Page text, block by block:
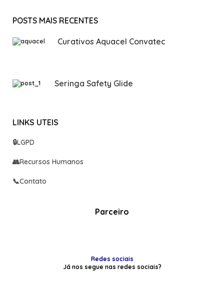
POSTS MAIS RECENTES
Curativos Aquacel Convatec
Seringa Safety Glide
LINKS UTEIS
🔒LGPD
👥Recursos Humanos
📞Contato
Parceiro
Redes sociais
Já nos segue nas redes sociais?